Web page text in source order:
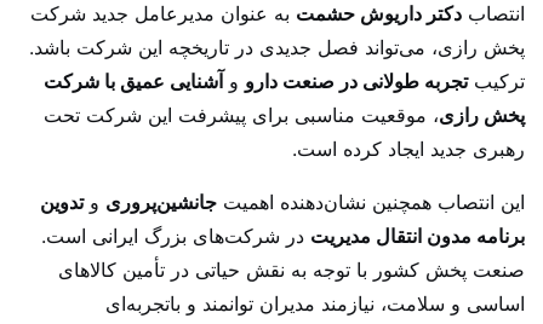
انتصاب دکتر داریوش حشمت به عنوان مدیرعامل جدید شرکت
پخش رازی، می‌تواند فصل جدیدی در تاریخچه این شرکت باشد.
ترکیبتجربه طولانی در صنعت دارو و آشنایی عمیق با شرکت
پخش رازی، موقعیت مناسبی برای پیشرفت این شرکت تحت
رهبری جدید ایجاد کرده است.
این انتصاب همچنین نشان‌دهنده اهمیت جانشین‌پروری وتدوین
برنامه مدون انتقال مدیریت در شرکت‌های بزرگ ایرانی است.
صنعت پخش کشور با توجه به نقش حیاتی در تأمین کالاهای
اساسی و سلامت، نیازمند مدیران توانمند و باتجربه‌ای